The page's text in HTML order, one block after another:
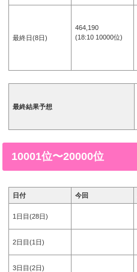
最終日(8日)
464,190
(18:10 10000位)
最終結果予想
10001位〜20000位
日付 今回
1日目(28日)
2日目(1日)
3日目(2日)